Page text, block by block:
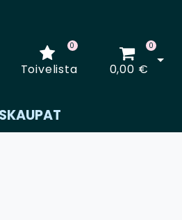
kirjautuminen
Toivelista
0 0
0,00 €